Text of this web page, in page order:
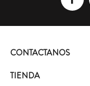
CONTACTANOS
TIENDA